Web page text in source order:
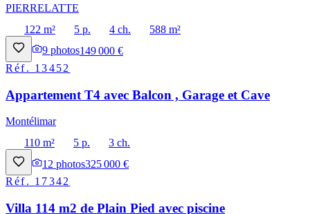
PIERRELATTE
122 m²
5 p. 4 ch.
588 m²
9 photos149 000 €
Réf. 13452
Appartement T4 avec Balcon , Garage et Cave
Montélimar
110 m²
5 p.
3 ch.
12 photos325 000 €
Réf. 17342
Villa 114 m2 de Plain Pied avec piscine